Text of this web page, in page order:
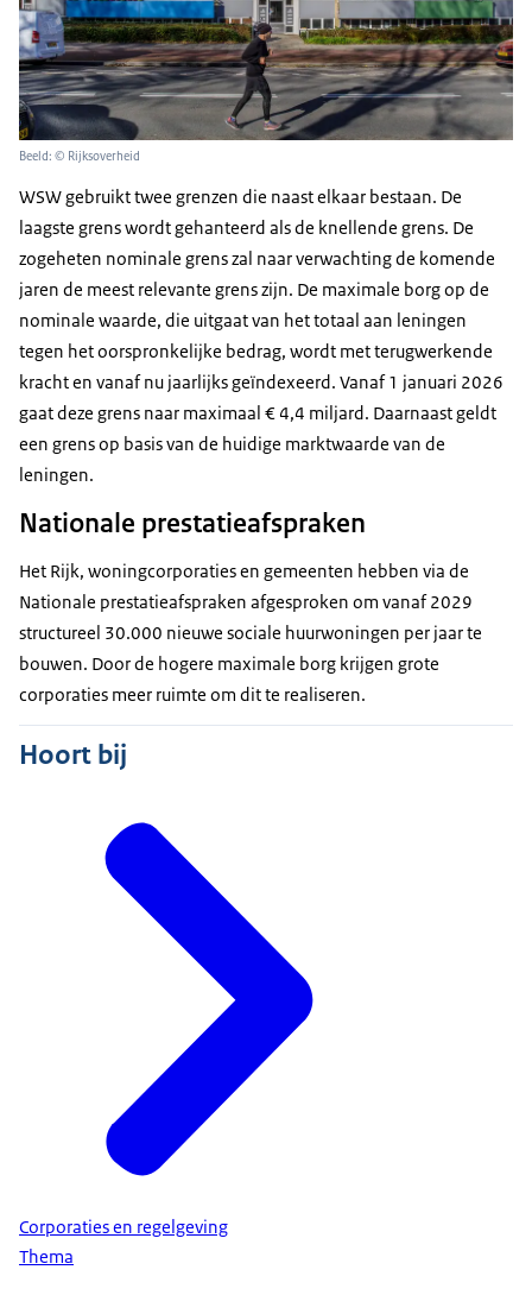
Beeld: © Rijksoverheid
WSW gebruikt twee grenzen die naast elkaar bestaan. De
laagste grens wordt gehanteerd als de knellende grens. De
zogeheten nominale grens zal naar verwachting de komende
jaren de meest relevante grens zijn. De maximale borg op de
nominale waarde, die uitgaat van het totaal aan leningen
tegen het oorspronkelijke bedrag, wordt met terugwerkende
kracht en vanaf nu jaarlijks geïndexeerd. Vanaf 1 januari 2026
gaat deze grens naar maximaal € 4,4 miljard. Daarnaast geldt
een grens op basis van de huidige marktwaarde van de
leningen.
Nationale prestatieafspraken
Het Rijk, woningcorporaties en gemeenten hebben via de
Nationale prestatieafspraken afgesproken om vanaf 2029
structureel 30.000 nieuwe sociale huurwoningen per jaar te
bouwen. Door de hogere maximale borg krijgen grote
corporaties meer ruimte om dit te realiseren.
Hoort bij
Corporaties en regelgeving
Thema